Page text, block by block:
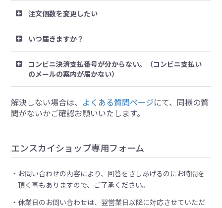
注文個数を変更したい
いつ届きますか？
コンビニ決済支払番号が分からない。（コンビニ支払い
のメールの案内が届かない）
解決しない場合は、 よくある質問ページにて、同様の質
問がないかご確認お願いいたします。
エンスカイショップ専用フォーム
お問い合わせの内容により、回答をさしあげるのにお時間を
頂く事もありますので、ご了承ください。
休業日のお問い合わせは、翌営業日以降に対応させていただ